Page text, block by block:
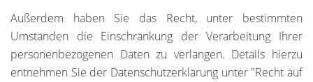
Außerdem haben Sie das Recht, unter bestimmten
Umständen die Einschränkung der Verarbeitung Ihrer
personenbezogenen Daten zu verlangen. Details hierzu
entnehmen Sie der Datenschutzerklärung unter "Recht auf